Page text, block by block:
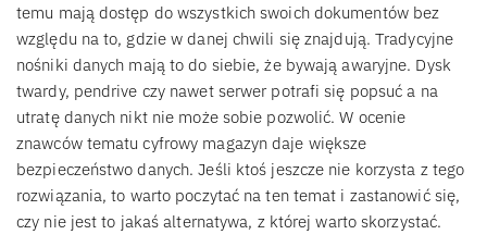
temu mają dostęp do wszystkich swoich dokumentów bez
względu na to, gdzie w danej chwili się znajdują. Tradycyjne
nośniki danych mają to do siebie, że bywają awaryjne. Dysk
twardy, pendrive czy nawet serwer potrafi się popsuć a na
utratę danych nikt nie może sobie pozwolić. W ocenie
znawców tematu cyfrowy magazyn daje większe
bezpieczeństwo danych. Jeśli ktoś jeszcze nie korzysta z tego
rozwiązania, to warto poczytać na ten temat i zastanowić się,
czy nie jest to jakaś alternatywa, z której warto skorzystać.